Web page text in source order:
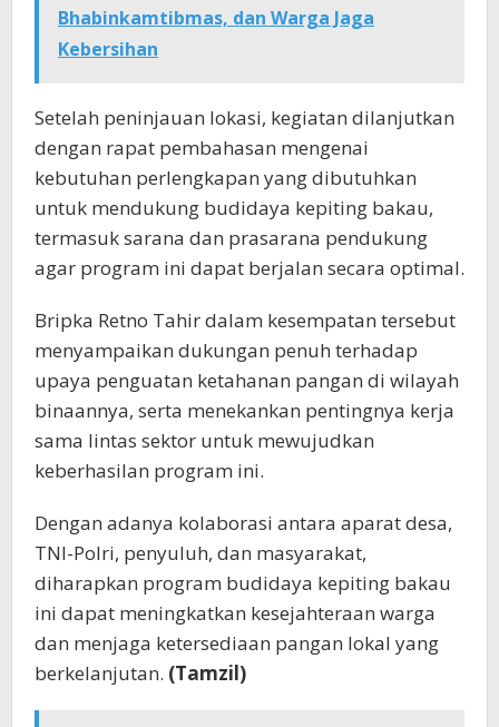
Bhabinkamtibmas, dan Warga Jaga
Kebersihan
Setelah peninjauan lokasi, kegiatan dilanjutkan
dengan rapat pembahasan mengenai
kebutuhan perlengkapan yang dibutuhkan
untuk mendukung budidaya kepiting bakau,
termasuk sarana dan prasarana pendukung
agar program ini dapat berjalan secara optimal.
Bripka Retno Tahir dalam kesempatan tersebut
menyampaikan dukungan penuh terhadap
upaya penguatan ketahanan pangan di wilayah
binaannya, serta menekankan pentingnya kerja
sama lintas sektor untuk mewujudkan
keberhasilan program ini.
Dengan adanya kolaborasi antara aparat desa,
TNI-Polri, penyuluh, dan masyarakat,
diharapkan program budidaya kepiting bakau
ini dapat meningkatkan kesejahteraan warga
dan menjaga ketersediaan pangan lokal yang
berkelanjutan. (Tamzil)